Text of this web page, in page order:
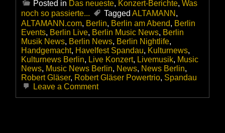
Posted in Das neueste, Konzert-Berichte, Was
noch so passierte...
Tagged ALTAMANN ,
ALTAMANN.com, Berlin, Berlin am Abend, Berlin
Events, Berlin Live, Berlin Music News, Berlin
Musik News, Berlin News, Berlin Nightlife,
Handgemacht, Havelfest Spandau, Kulturnews,
Kulturnews Berlin, Live Konzert, Livemusik, Music
News, Music News Berlin, News, News Berlin,
Robert Gläser, Robert Gläser Powertrio, Spandau
Leave a Commenton